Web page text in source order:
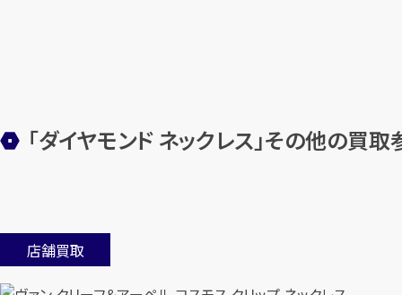
「ダイヤモンド ネックレス」その他の買
店舗買取